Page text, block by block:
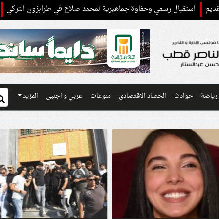
رسمي وحفاوة جماهيرية لمحمد صلاح في طرابزون التركي وزير
رياضة حوادث الحصاد الاقتصادى منوعات عربي و اجنبى المزيد